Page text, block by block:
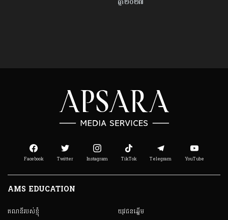
Facebook Twitter Instagram TikTok Telegram YouTube
AMS EDUCATION
គណនី​របស់ខ្ញុំ យុវជនឆ្នើម